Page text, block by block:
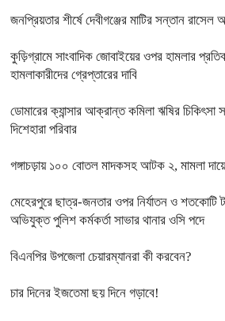
জনপ্রিয়তার শীর্ষে দেবীগঞ্জের মাটির সন্তান রাসেল
কুড়িগ্রামে সাংবাদিক জোবাইয়ের ওপর হামলার
হামলাকারীদের গ্রেপ্তারের দাবি
ডোমারের ক্যান্সার আক্রান্ত কমিলা ঋষির চিকিৎসা
দিশেহারা পরিবার
গঙ্গাচড়ায় ১০০ বোতল মাদকসহ আটক ২, মামলা
মেহেরপুরে ছাত্র-জনতার ওপর নির্যাতন ও শতকোটি
অভিযুক্ত পুলিশ কর্মকর্তা সাভার থানার ওসি পদে
বিএনপির উপজেলা চেয়ারম্যানরা কী করবেন?
চার দিনের ইজতেমা ছয় দিনে গড়াবে!